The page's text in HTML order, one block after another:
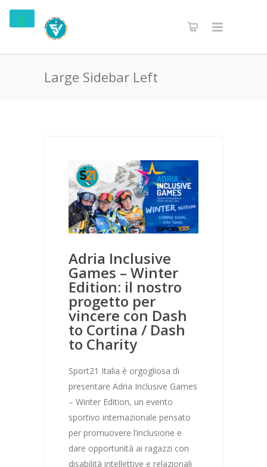
Large Sidebar Left
Adria Inclusive
Games – Winter
Edition: il nostro
progetto per
vincere con Dash
to Cortina / Dash
to Charity
Sport21 Italia è orgogliosa di
presentare Adria Inclusive Games
– Winter Edition, un evento
sportivo internazionale pensato
per promuovere l’inclusione e
dare opportunità ai ragazzi con
disabilità intellettive e relazionali